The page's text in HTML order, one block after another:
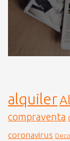
alquiler
compraventa
coronavirus